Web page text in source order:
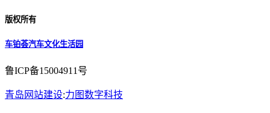
版权所有
车铂荟汽车文化生活园
鲁ICP备15004911号
青岛网站建设:力图数字科技